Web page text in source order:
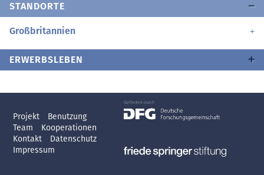
STANDORTE
Großbritannien
ERWERBSLEBEN
Projekt
Benutzung
Team
Kooperationen
Kontakt
Datenschutz
Impressum